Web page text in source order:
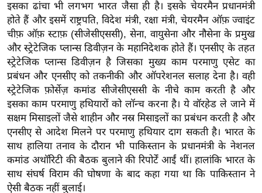
/
ध
र्म
स्थ
ल
व्र
त
त्यो
हा
र
रा
शि
इसका ढांचा भी लगभग भारत जैसा ही है। इसके चेयरमैन प्रधानमंत्री
होते हैं और इसमें राष्ट्रपति, विदेश मंत्री, रक्षा मंत्री, चेयरमैन ऑफ़ ज्वाइंट
चीफ़ ऑफ़ स्टाफ़ (सीजेसीएससी), सेना, वायुसेना और नौसेना के प्रमुख
और स्ट्रेटेजिक प्लान्स डिवीज़न के महानिदेशक होते हैं। एनसीए के तहत
स्ट्रेटेजिक प्लान्स डिवीज़न है जिसका मुख्य काम परमाणु एसेट का
प्रबंधन और एनसीए को तकनीकी और ऑपरेशनल सलाह देना है। वही
स्ट्रेटेजिक फ़ोर्सेज़ कमांड सीजेसीएससी के नीचे काम करती है और
इसका काम परमाणु हथियारों को लॉन्च करना है। ये वॉरहेड ले जाने में
सक्षम मिसाइलों जैसे शाहीन और नस्र मिसाइलों का प्रबंधन करती है और
एनसीए से आदेश मिलने पर परमाणु हथियार दाग सकती है। भारत के
साथ हालिया तनाव के दौरान भी पाकिस्तान के प्रधानमंत्री के नेशनल
कमांड अथॉरिटी की बैठक बुलाने की रिपोर्टें आईं थीं। हालांकि भारत के
साथ संघर्ष विराम की घोषणा के बाद कहा गया था कि पाकिस्तान ने
ऐसी बैठक नहीं बुलाई।